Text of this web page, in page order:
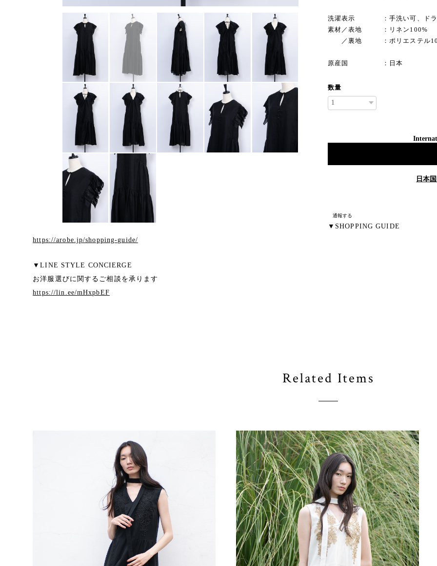
洗濯表示 ：手洗い可、ドラ
素材／表地 ：リネン100%
／裏地 ：ポリエステル
原産国 ：日本
数量
日本
通報する
▼SHOPPING GUIDE
https://arobe.jp/shopping-guide/
▼LINE STYLE CONCIERGE
お洋服選びに関するご相談を承ります
https://lin.ee/mHxpbEF
Related Items